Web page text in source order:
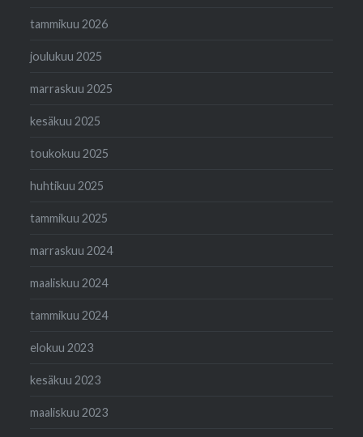
tammikuu 2026
joulukuu 2025
marraskuu 2025
kesäkuu 2025
toukokuu 2025
huhtikuu 2025
tammikuu 2025
marraskuu 2024
maaliskuu 2024
tammikuu 2024
elokuu 2023
kesäkuu 2023
maaliskuu 2023